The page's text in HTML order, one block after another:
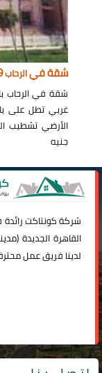
شقة فيالرحاب109 م
شقة في الرحاب
جنيه
شركةكونتاكت
القاهرة الجديدة (
لدينا فريق عمل